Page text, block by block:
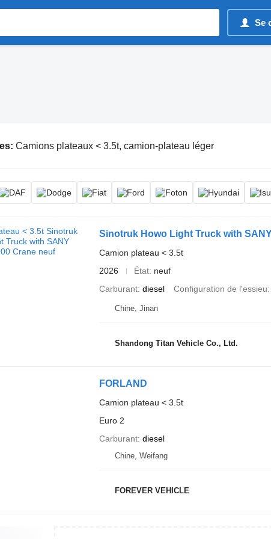
Se
Camions plateaux < 3.5t, camion-plateau léger
Sinotruk Howo Light Truck with
Camion plateau < 3.5t
2026
État neuf
Carburant diesel Configuration de l'essieu
Chine, Jinan
Shandong Titan Vehicle Co., Ltd.
FORLAND
Camion plateau < 3.5t
Euro 2
Carburant diesel
Chine, Weifang
FOREVER VEHICLE